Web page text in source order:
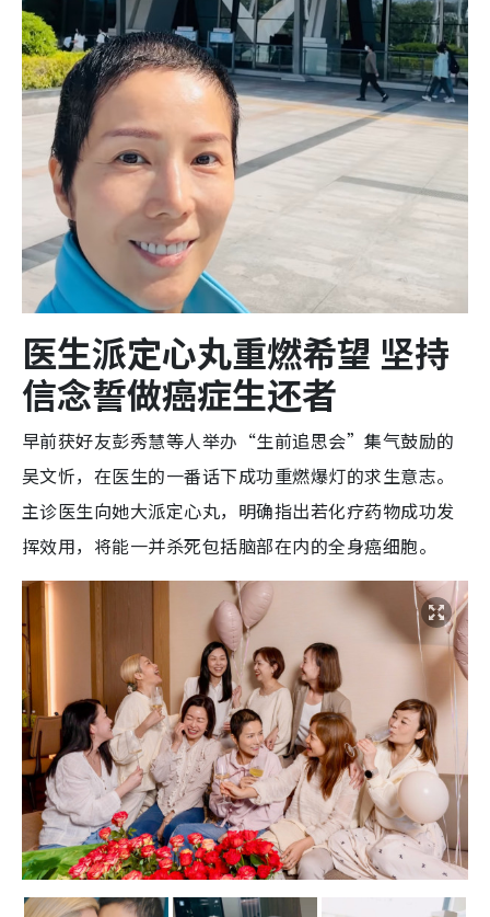
医生派定心丸重燃希望 坚持
信念誓做癌症生还者
早前获好友彭秀慧等人举办“生前追思会”集气鼓励的
吴文忻，在医生的一番话下成功重燃爆灯的求生意志。
主诊医生向她大派定心丸，明确指出若化疗药物成功发
挥效用，将能一并杀死包括脑部在内的全身癌细胞。